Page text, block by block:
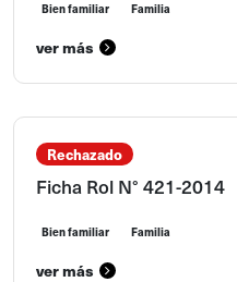
Bien familiar Familia
ver más
Rechazado
Ficha Rol N° 421-2014
Bien familiar Familia
ver más